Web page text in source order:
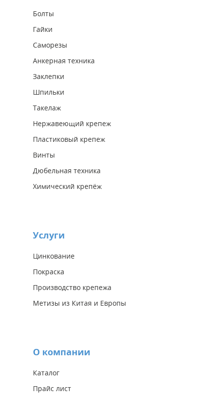
Болты
Гайки
Саморезы
Анкерная техника
Заклепки
Шпильки
Такелаж
Нержавеющий крепеж
Пластиковый крепеж
Винты
Дюбельная техника
Химический крепёж
Услуги
Цинкование
Покраска
Производство крепежа
Метизы из Китая и Европы
О компании
Каталог
Прайс лист